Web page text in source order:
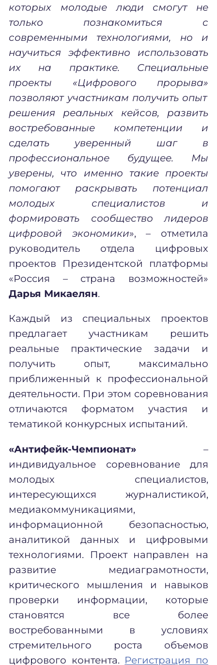
которых молодые люди смогут не
только познакомиться с
современными технологиями, но и
научиться эффективно использовать
их на практике. Специальные
проекты «Цифрового прорыва»
позволяют участникам получить опыт
решения реальных кейсов, развить
востребованные компетенции и
сделать уверенный шаг в
профессиональное будущее. Мы
уверены, что именно такие проекты
помогают раскрывать потенциал
молодых специалистов и
формировать сообщество лидеров
цифровой экономики», – отметила
руководитель отдела цифровых
проектов Президентской платформы
«Россия – страна возможностей»
Дарья Микаелян.
Каждый из специальных проектов
предлагает участникам решить
реальные практические задачи и
получить опыт, максимально
приближенный к профессиональной
деятельности. При этом соревнования
отличаются форматом участия и
тематикой конкурсных испытаний.
«Антифейк-Чемпионат»
–
индивидуальное соревнование для
молодых специалистов,
интересующихся журналистикой,
медиакоммуникациями,
информационной безопасностью,
аналитикой данных и цифровыми
технологиями. Проект направлен на
развитие медиаграмотности,
критического мышления и навыков
проверки информации, которые
становятся все более
востребованными в условиях
стремительного роста объемов
цифрового контента. Регистрация по